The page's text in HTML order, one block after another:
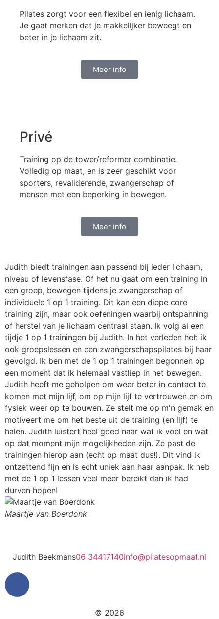
Pilates zorgt voor een flexibel en lenig lichaam.
Je gaat merken dat je makkelijker beweegt en
beter in je lichaam zit.
Meer info
Privé
Training op de tower/reformer combinatie.
Volledig op maat, en is zeer geschikt voor
sporters, revaliderende, zwangerschap of
mensen met een beperking in bewegen.
Meer info
Judith biedt trainingen aan passend bij ieder lichaam,
niveau of levensfase. Of het nu gaat om een training in
een groep, bewegen tijdens je zwangerschap of
individuele 1 op 1 training. Dit kan een diepe core
training zijn, maar ook oefeningen waarbij ontspanning
of herstel van je lichaam centraal staan. Ik volg al een
tijdje 1 op 1 trainingen bij Judith. In het verleden heb ik
ook groepslessen en een zwangerschapspilates bij haar
gevolgd. Ik ben met de 1 op 1 trainingen begonnen op
een moment dat ik helemaal vastliep in het bewegen.
Judith heeft me geholpen om weer beter in contact te
komen met mijn lijf, om op mijn lijf te vertrouwen en om
fysiek weer op te bouwen. Ze stelt me op m'n gemak en
motiveert me om het beste uit de training (en lijf) te
halen. Judith luistert heel goed naar wat ik voel en wat
op dat moment mijn mogelijkheden zijn. Ze past de
trainingen hierop aan (echt op maat dus!). Dit vind ik
ontzettend fijn en is echt uniek aan haar aanpak. Ik heb
met de 1 op 1 lessen veel meer bereikt dan ik had
durven hopen!
Maartje van Boerdonk
Judith Beekmans06 34417140info@pilatesopmaat.nl
© 2026